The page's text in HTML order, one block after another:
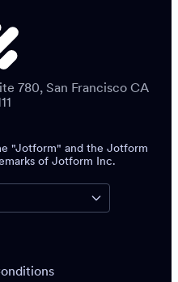
780, San Francisco CA
"Jotform" and the Jotform
of Jotform Inc.